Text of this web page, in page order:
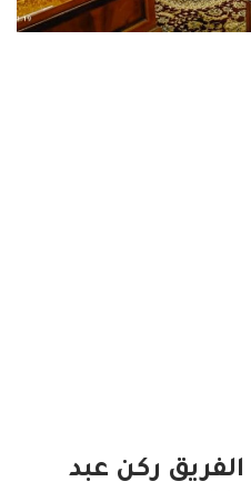
الفريق ركن عبد